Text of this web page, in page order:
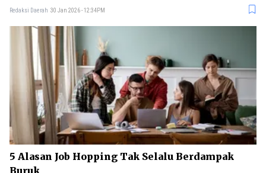
Redaksi Daerah 30 Jan 2026 - 12:34PM
5 Alasan Job Hopping Tak Selalu Berdampak
Buruk